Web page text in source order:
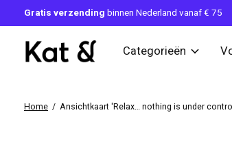
Gratis verzending binnen Nederland vanaf € 75
Categorieën
Home / Ansichtkaart 'Relax… nothing is under